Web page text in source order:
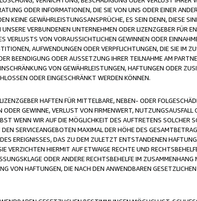
ODER INFORMATIONEN, DIE SIE VON UNS ODER EINER
KEINE GEWÄHRLEISTUNGSANSPRÜCHE, ES SEIN DENN, DIESE
VERBUNDENEN UNTERNEHMEN ODER LIZENZGEBER FÜR
VERLUSTS VON VORAUSSICHTLICHEN GEWINNEN ODER
AUFWENDUNGEN ODER VERPFLICHTUNGEN, DIE SIE IM
BEENDIGUNG ODER AUSSETZUNG IHRER TEILNAHME AM
VON GEWÄHRLEISTUNGEN, HAFTUNGEN ODER
ODER EINGESCHRÄNKT WERDEN KÖNNEN.
HAFTEN FÜR MITTELBARE, NEBEN- ODER
GEWINNE, VERLUST VON FIRMENWERT, NUTZUNGSAUSFALL
WENN WIR AUF DIE MÖGLICHKEIT DES AUFTRETENS SOLCHER
SERVICEANGEBOTEN MAXIMAL DER HÖHE DES
EREIGNISSES, DAS ZU DEM ZULETZT ENTSTANDENEN
VERZICHTEN HIERMIT AUF ETWAIGE RECHTE UND
ODER ANDERE RECHTSBEHELFE IM ZUSAMMENHANG
VON HAFTUNGEN, DIE NACH DEN ANWENDBAREN